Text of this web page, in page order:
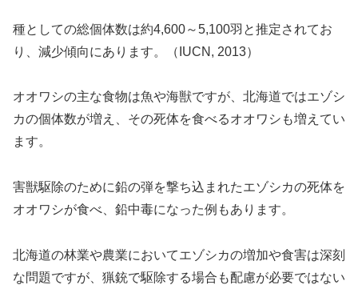
種としての総個体数は約4,600～5,100羽と推定されてお
り、減少傾向にあります。（IUCN, 2013）
オオワシの主な食物は魚や海獣ですが、北海道ではエゾシ
カの個体数が増え、その死体を食べるオオワシも増えてい
ます。
害獣駆除のために鉛の弾を撃ち込まれたエゾシカの死体を
オオワシが食べ、鉛中毒になった例もあります。
北海道の林業や農業においてエゾシカの増加や食害は深刻
な問題ですが、猟銃で駆除する場合も配慮が必要ではない